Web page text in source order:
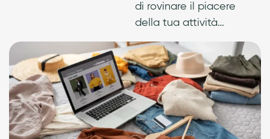
di rovinare il piacere
della tua attività…